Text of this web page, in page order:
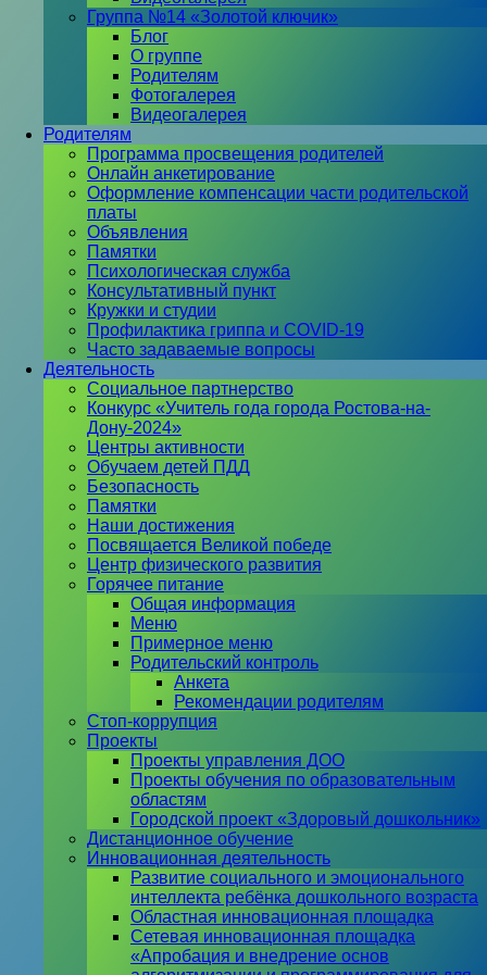
Группа №14 «Золотой ключик»
Блог
О группе
Родителям
Фотогалерея
Видеогалерея
Родителям
Программа просвещения родителей
Онлайн анкетирование
Оформление компенсации части родительской
платы
Объявления
Памятки
Психологическая служба
Консультативный пункт
Кружки и студии
Профилактика гриппа и COVID-19
Часто задаваемые вопросы
Деятельность
Социальное партнерство
Конкурс «Учитель года города Ростова-на-
Дону-2024»
Центры активности
Обучаем детей ПДД
Безопасность
Памятки
Наши достижения
Посвящается Великой победе
Центр физического развития
Горячее питание
Общая информация
Меню
Примерное меню
Родительский контроль
Анкета
Рекомендации родителям
Стоп-коррупция
Проекты
Проекты управления ДОО
Проекты обучения по образовательным
областям
Городской проект «Здоровый дошкольник»
Дистанционное обучение
Инновационная деятельность
Развитие социального и эмоционального
интеллекта ребёнка дошкольного возраста
Областная инновационная площадка
Сетевая инновационная площадка
«Апробация и внедрение основ